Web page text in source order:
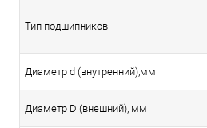
Тип подшипников
Диаметр d (внутренний),мм
Диаметр D (внешний), мм